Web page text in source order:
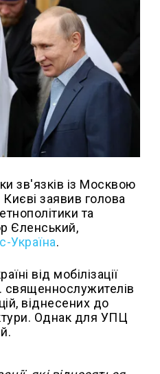
зв'язків із Москвою
заявив голова
та
Єленський,
Україна.
від мобілізації
священнослужителів
віднесених до
Однак для УПЦ